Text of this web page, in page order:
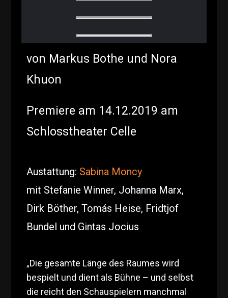
von Markus Bothe und Nora
Khuon
Premiere am 14.12.2019 am
Schlosstheater Celle
Austattung: Sabina Moncy
mit Stefanie Winner, Johanna Marx,
Dirk Böther, Tomás Heise, Fridtjof
Bundel und Gintas Jocius
„Die gesamte Länge des Raumes wird
bespielt und dient als Bühne – und selbst
die reicht den Schauspielern manchmal